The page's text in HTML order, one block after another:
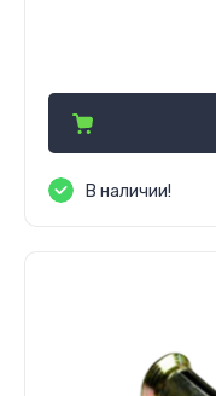
В наличии!